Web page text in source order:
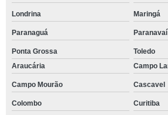
Londrina Maringá
Paranaguá Paranavaí
Ponta Grossa
Toledo
Araucária
Campo
Campo Mourão Cascavel
Colombo Curitiba